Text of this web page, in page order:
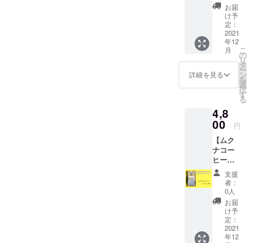
ん、産
後のマ
マさん
にもオ
ススメ
です。
料 ＊
内容は
場合が
ありま
す。写
真はイ
メージ
です。
・桃／
ネクタ
リン／
黒いち
じく／
洋ナシ
／アプ
リコッ
カカオ
50％バ
ランス
重視の
ビター
スイー
No.3：
カカオ
品ミル
クチョ
コ
No.4：
カカオ
30％誰
にでも
優しい
ミルク
チョ
コ。
いので
カロ
リーも
気にな
らな
い、体
い嬉し
いチョ
原材
料
デー
ツ、カ
カオマ
ス、
デーツ
シロッ
プ、カ
カオバ
ター
バーベ
リー、
原材
料
UAE(ア
ラブ首
長国連
邦)産
デーツ
まさに
お菓子
作り
に、お
料理
に、紅
茶に、
何にで
も使え
す！！
ミネラ
（100g
■フレッ
シュド
ライフ
ルーツ
の窒素
缶詰
真空
パック
き、
チッ素
を充填
した缶
詰で
す。 酸
化しな
いた
め、ド
ライフ
ルーツ
の栄養
と美味
しさを
込・送
料込み
・お届
け予定
12月下
旬、 ・
賞味期
限：お
届け後
90日。
光・高
温多湿
を避け
冷暗所
で保管
して下
さい。
●セット
内容 ・
エリコ
産デー
ツ 10
個入り
ギフ
お届
け予
定：
2021
年12
月
詳細を見る
こ
の
リ
タ
ー
ン
を
選
択
す
る
4,8
00 円
【ムク
ナコー
ヒー
8g × 8
パッ
ク】 ・
お届け
予定12
月下
旬、賞
味期
支援
者：
0人
お届
け予
定：
2021
年12